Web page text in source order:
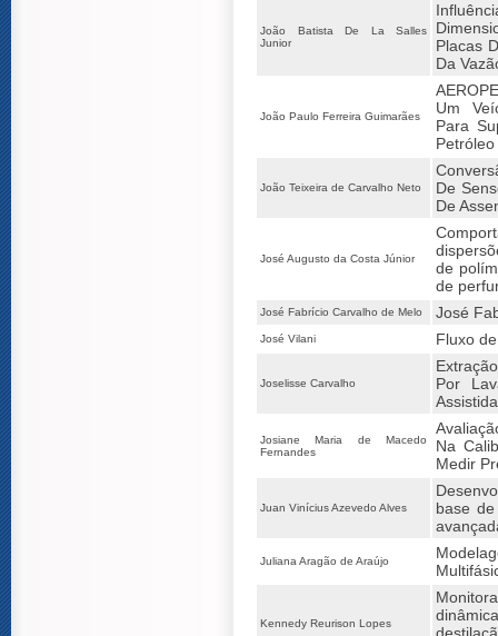
João Batista De La Salles
Junior
Placas
Da
João Paulo Ferreira Guimarães
Um
Para
João Teixeira de Carvalho Neto
De
De
José Augusto da Costa Júnior
de
de
José Fabrício Carvalho de Melo José
José Vilani Fluxo
Joselisse Carvalho
Por
Josiane Maria de Macedo
Fernandes
Na
Medir
Juan Vinícius Azevedo Alves
base
Juliana Aragão de Araújo
Kennedy Reurison Lopes